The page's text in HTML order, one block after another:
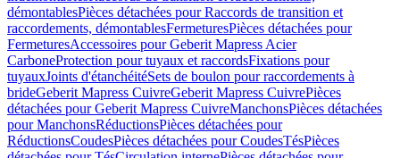
démontablesPièces détachées pour Raccords de transition et
raccordements, démontablesFermeturesPièces détachées pour
FermeturesAccessoires pour Geberit Mapress Acier
CarboneProtection pour tuyaux et raccordsFixations pour
tuyauxJoints d'étanchéitéSets de boulon pour raccordements à
brideGeberit Mapress CuivreGeberit Mapress CuivrePièces
détachées pour Geberit Mapress CuivreManchonsPièces détachées
pour ManchonsRéductionsPièces détachées pour
RéductionsCoudesPièces détachées pour CoudesTésPièces